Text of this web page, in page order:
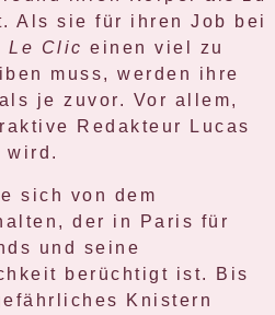
Als sie für ihren Job bei
Le Clic einen viel zu
muss, werden ihre
je zuvor. Vor allem,
Redakteur Lucas
wird.
sich von dem
der in Paris für
und seine
berüchtigt ist. Bis
Knistern